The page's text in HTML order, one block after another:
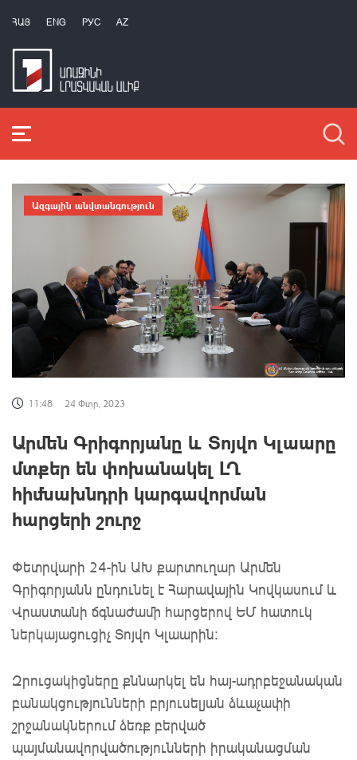
ՀԱՅ ENG РУС AZ
Ազգային անվտանգություն
11:48 24 Փտր, 2023
Արմեն Գրիգորյանը և Տոյվո Կլաարը
մտքեր են փոխանակել ԼՂ
հիմնախնդրի կարգավորման
հարցերի շուրջ
Փետրվարի 24-ին ԱԽ քարտուղար Արմեն
Գրիգորյանն ընդունել է Հարավային Կովկասում և
Վրաստանի ճգնաժամի հարցերով ԵՄ հատուկ
ներկայացուցիչ Տոյվո Կլաարին:
Զրուցակիցները քննարկել են հայ-ադրբեջանական
բանակցությունների բրյուսելյան ձևաչափի
շրջանակներում ձեռք բերված
պայմանավորվածությունների իրականացման